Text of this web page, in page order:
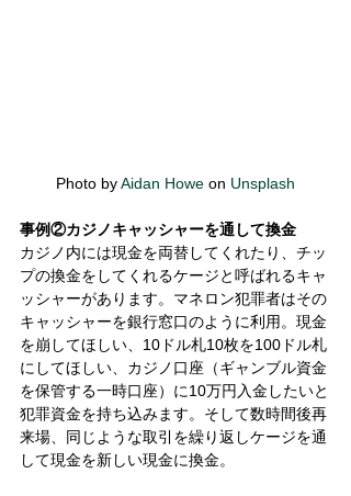
Photo by Aidan Howe on Unsplash
事例②カジノキャッシャーを通して換金
カジノ内には現金を両替してくれたり、チッ
プの換金をしてくれるケージと呼ばれるキャ
ッシャーがあります。マネロン犯罪者はその
キャッシャーを銀行窓口のように利用。現金
を崩してほしい、10ドル札10枚を100ドル札
にしてほしい、カジノ口座（ギャンブル資金
を保管する一時口座）に10万円入金したいと
犯罪資金を持ち込みます。そして数時間後再
来場、同じような取引を繰り返しケージを通
して現金を新しい現金に換金。